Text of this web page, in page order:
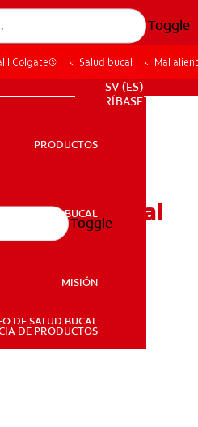
Toggle
SALUD BUCAL
SV (ES)
SUSCRÍBASE
PRODUCTOS
SALUD BUCAL
MISIÓN
DE SALUD BUCAL
DE PRODUCTOS
Toggle
| Colgate® Salud bucal Mal
y el mal